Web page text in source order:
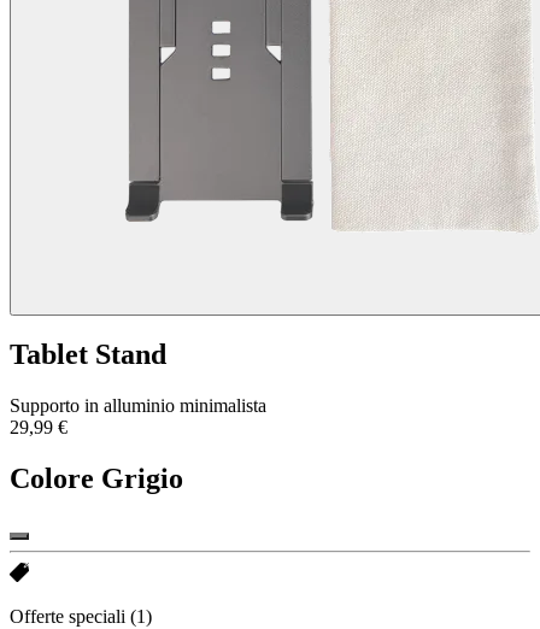
Tablet Stand
Supporto in alluminio minimalista
29,99 €
Colore Grigio
Offerte speciali (1)